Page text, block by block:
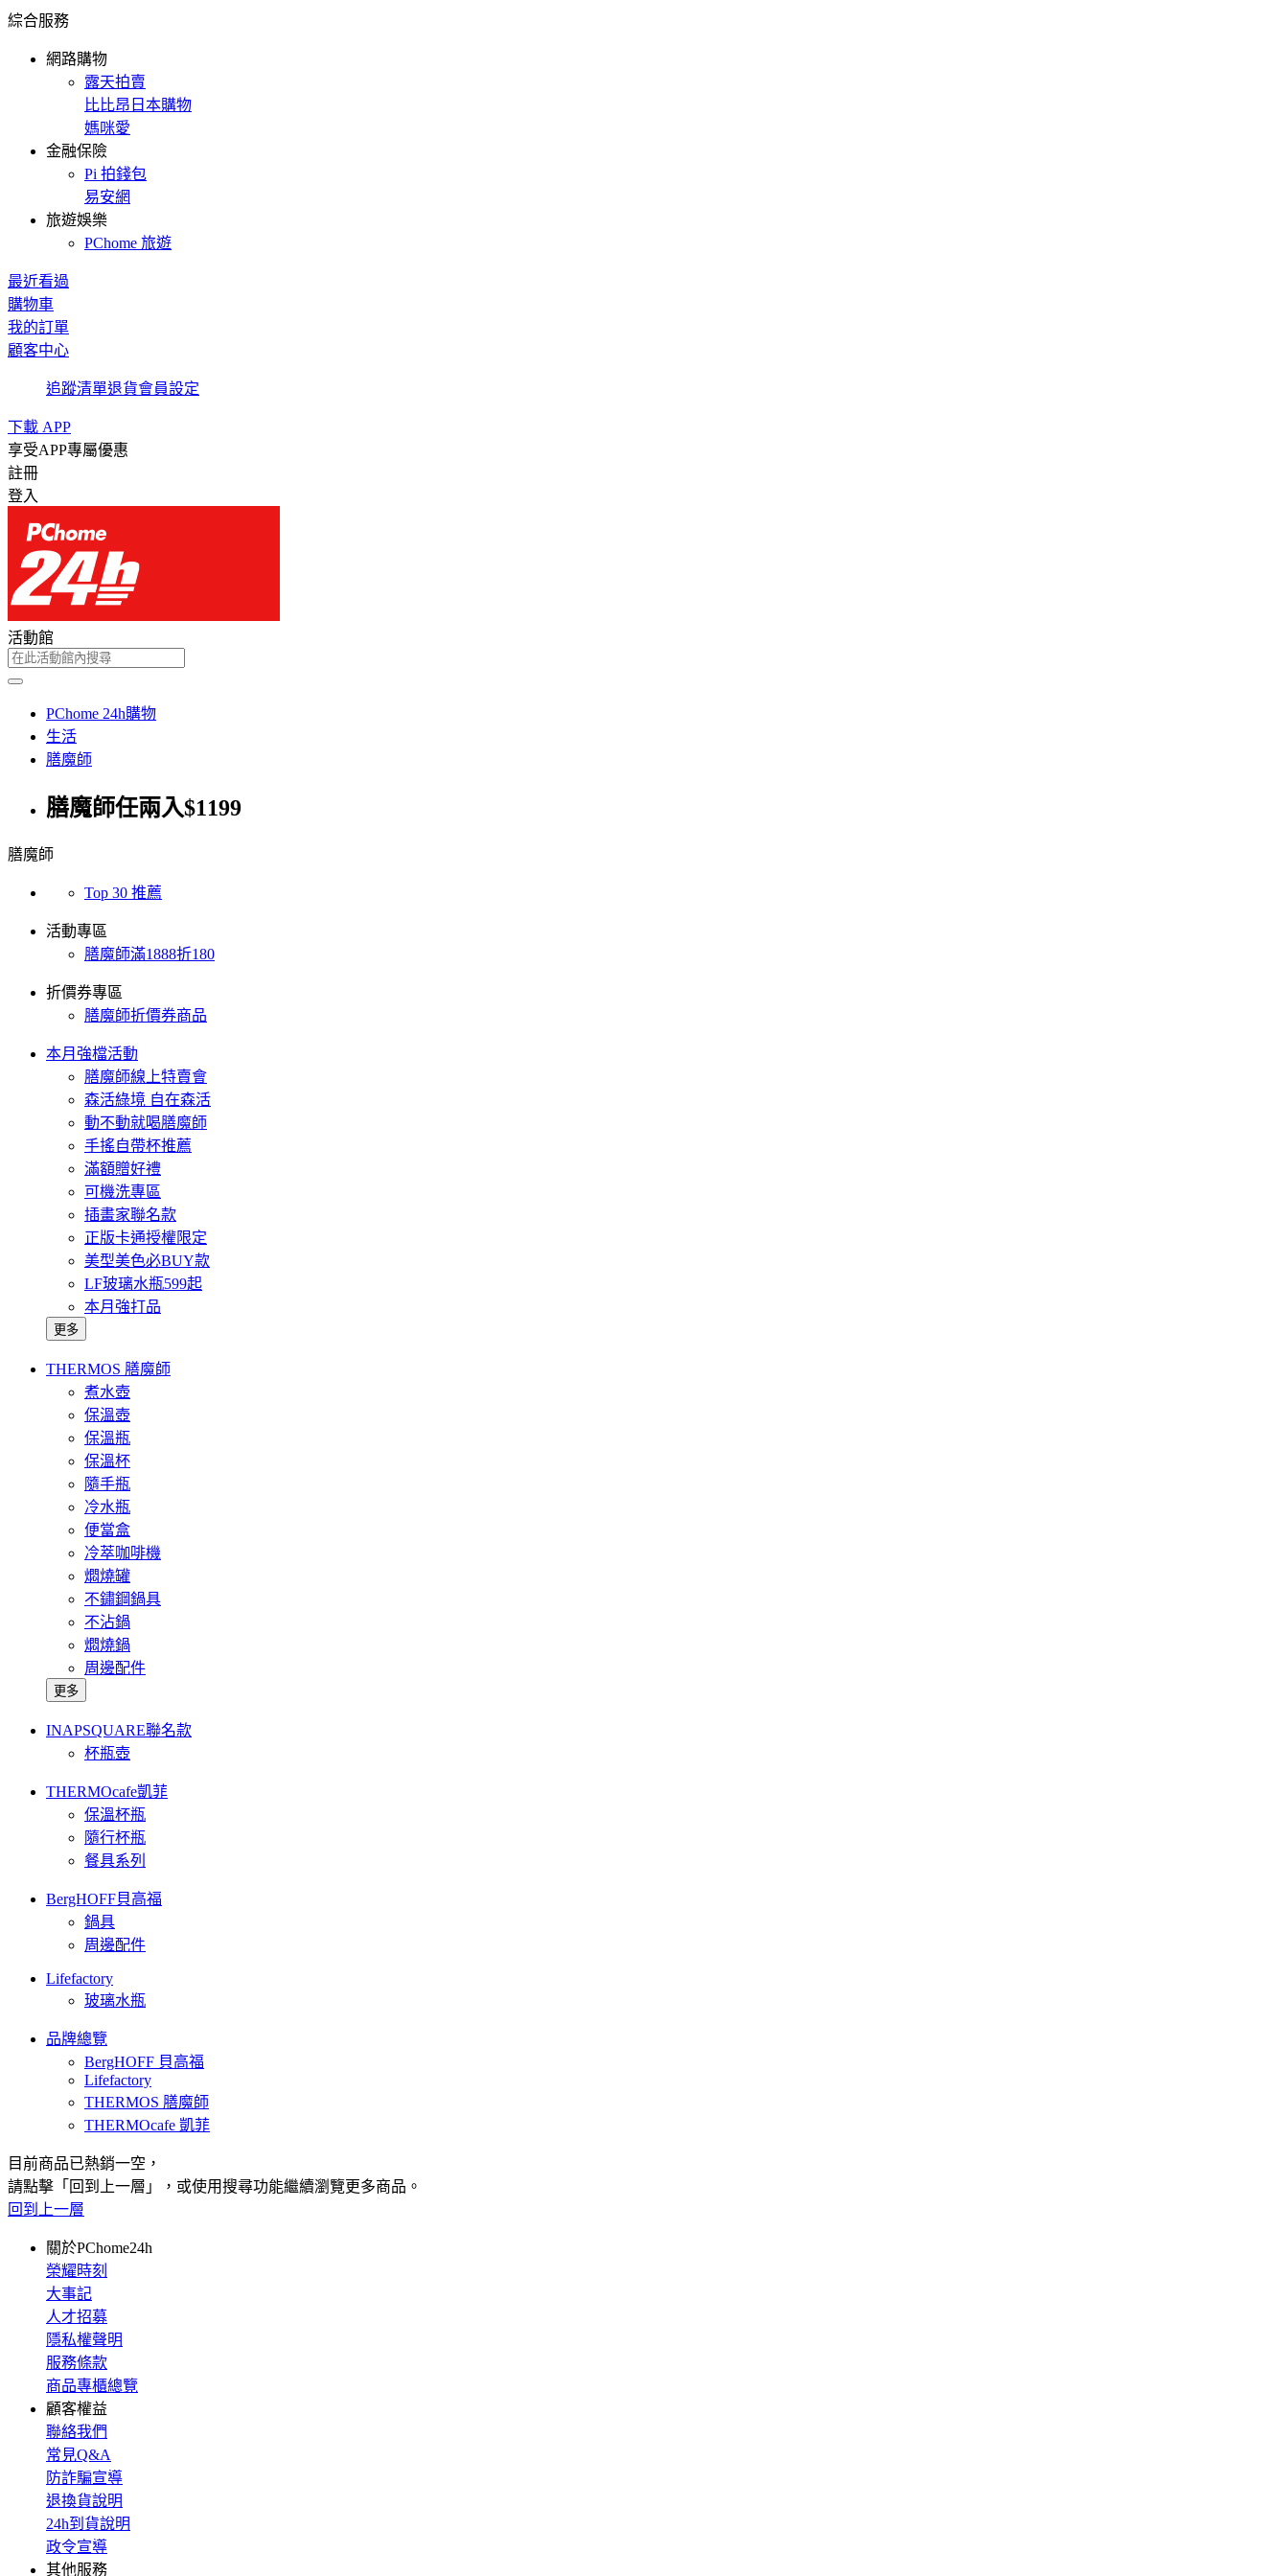
綜合服務
網路購物
露天拍賣
比比昂日本購物
媽咪愛
金融保險
Pi 拍錢包
易安網
旅遊娛樂
PChome 旅遊
最近看過
購物車
我的訂單
顧客中心
追蹤清單退貨會員設定
下載 APP
享受APP專屬優惠
註冊
登入
活動館
PChome 24h購物
生活
膳魔師
膳魔師任兩入$1199
膳魔師
Top 30 推薦
活動專區
膳魔師滿1888折180
折價券專區
膳魔師折價券商品
本月強檔活動
膳魔師線上特賣會
森活綠境 自在森活
動不動就喝膳魔師
手搖自帶杯推薦
滿額贈好禮
可機洗專區
插畫家聯名款
正版卡通授權限定
美型美色必BUY款
LF玻璃水瓶599起
本月強打品
更多
THERMOS 膳魔師
煮水壺
保溫壺
保溫瓶
保溫杯
隨手瓶
冷水瓶
便當盒
冷萃咖啡機
燜燒罐
不鏽鋼鍋具
不沾鍋
燜燒鍋
周邊配件
更多
INAPSQUARE聯名款
杯瓶壺
THERMOcafe凱菲
保溫杯瓶
隨行杯瓶
餐具系列
BergHOFF貝高福
鍋具
周邊配件
Lifefactory
玻璃水瓶
品牌總覽
BergHOFF 貝高福
Lifefactory
THERMOS 膳魔師
THERMOcafe 凱菲
目前商品已熱銷一空，
請點擊「回到上一層」，或使用搜尋功能繼續瀏覽更多商品。
回到上一層
關於PChome24h
榮耀時刻
大事記
人才招募
隱私權聲明
服務條款
商品專櫃總覽
顧客權益
聯絡我們
常見Q&A
防詐騙宣導
退換貨說明
24h到貨說明
政令宣導
其他服務